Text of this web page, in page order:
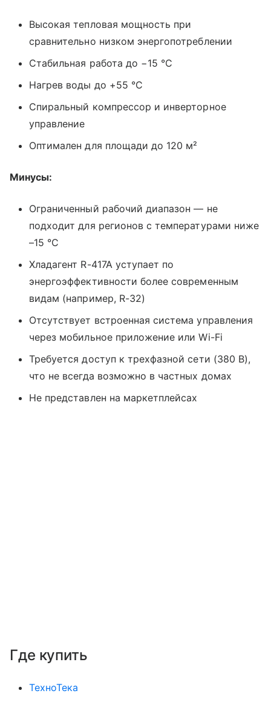
Высокая тепловая мощность при
сравнительно низком энергопотреблении
Стабильная работа до −15 °C
Нагрев воды до +55 °C
Спиральный компрессор и инверторное
управление
Оптимален для площади до 120 м²
Минусы:
Ограниченный рабочий диапазон — не
подходит для регионов с температурами ниже
–15 °C
Хладагент R-417A уступает по
энергоэффективности более современным
видам (например, R-32)
Отсутствует встроенная система управления
через мобильное приложение или Wi-Fi
Требуется доступ к трехфазной сети (380 В),
что не всегда возможно в частных домах
Не представлен на маркетплейсах
Где купить
ТехноТека